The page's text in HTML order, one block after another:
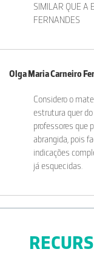
SIMILAR QUE A
FERNANDES
Olga Maria Carneiro
Considero o
estrutura quer
professores que
abrangida, pois
indicações
já esquecidas.